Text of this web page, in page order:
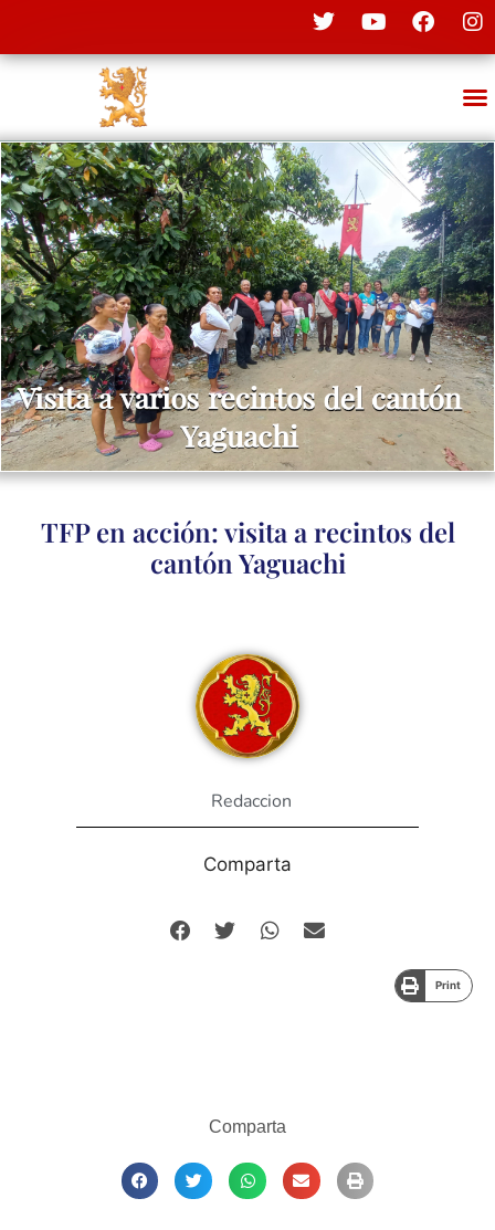
TFP en acción: visita a recintos del
cantón Yaguachi
Redaccion
Comparta
Print
Comparta